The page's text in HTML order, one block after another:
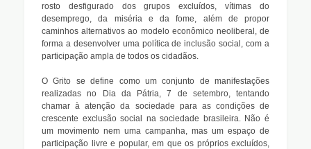
rosto desfigurado dos grupos excluídos, vítimas do
desemprego, da miséria e da fome, além de propor
caminhos alternativos ao modelo econômico neoliberal, de
forma a desenvolver uma política de inclusão social, com a
participação ampla de todos os cidadãos.
O Grito se define como um conjunto de manifestações
realizadas no Dia da Pátria, 7 de setembro, tentando
chamar à atenção da sociedade para as condições de
crescente exclusão social na sociedade brasileira. Não é
um movimento nem uma campanha, mas um espaço de
participação livre e popular, em que os próprios excluídos,